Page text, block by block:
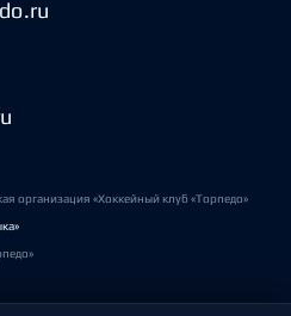
организация «Хоккейный клуб «Торпедо»